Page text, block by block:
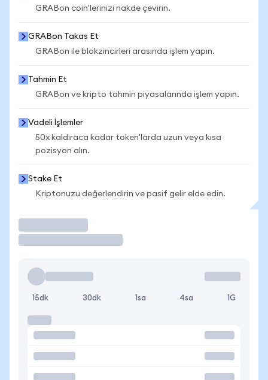
GRABon coin'lerinizi nakde çevirin.
GRABon Takas Et
GRABon ile blokzincirleri arasında işlem yapın.
Tahmin Et
GRABon ve kripto tahmin piyasalarında işlem yapın.
Vadeli İşlemler
50x kaldıraca kadar token'larda uzun veya kısa
pozisyon alın.
Stake Et
Kriptonuzu değerlendirin ve pasif gelir elde edin.
15dk 30dk 1sa 4sa 1G